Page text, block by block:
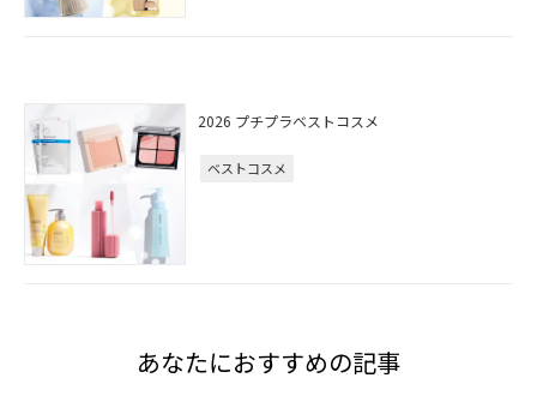
2026 プチプラベストコスメ
ベストコスメ
あなたにおすすめの記事